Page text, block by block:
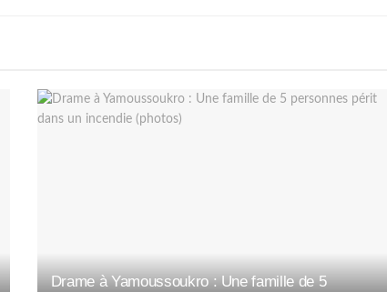
Drame à Yamoussoukro : Une famille de 5